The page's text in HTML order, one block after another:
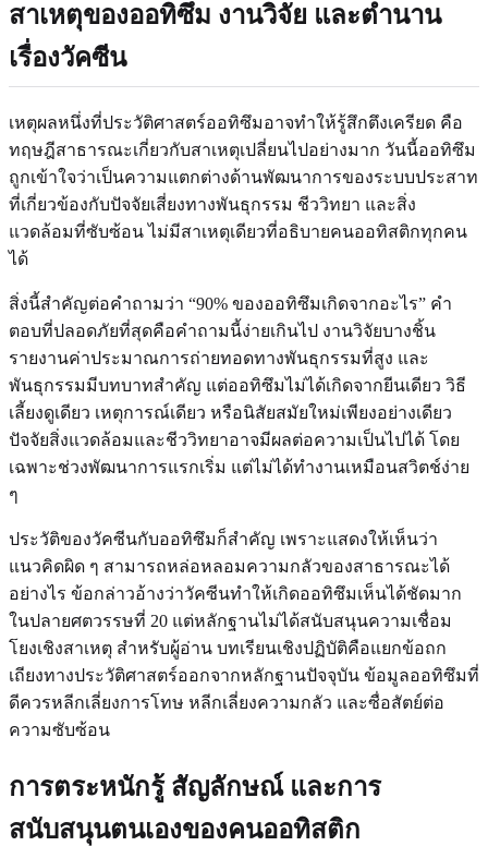
สาเหตุของออทิซึม งานวิจัย และตำนาน
เรื่องวัคซีน
เหตุผลหนึ่งที่ประวัติศาสตร์ออทิซึมอาจทำให้รู้สึกตึงเครียด คือ
ทฤษฎีสาธารณะเกี่ยวกับสาเหตุเปลี่ยนไปอย่างมาก วันนี้ออทิซึม
ถูกเข้าใจว่าเป็นความแตกต่างด้านพัฒนาการของระบบประสาท
ที่เกี่ยวข้องกับปัจจัยเสี่ยงทางพันธุกรรม ชีววิทยา และสิ่ง
แวดล้อมที่ซับซ้อน ไม่มีสาเหตุเดียวที่อธิบายคนออทิสติกทุกคน
ได้
สิ่งนี้สำคัญต่อคำถามว่า “90% ของออทิซึมเกิดจากอะไร” คำ
ตอบที่ปลอดภัยที่สุดคือคำถามนี้ง่ายเกินไป งานวิจัยบางชิ้น
รายงานค่าประมาณการถ่ายทอดทางพันธุกรรมที่สูง และ
พันธุกรรมมีบทบาทสำคัญ แต่ออทิซึมไม่ได้เกิดจากยีนเดียว วิธี
เลี้ยงดูเดียว เหตุการณ์เดียว หรือนิสัยสมัยใหม่เพียงอย่างเดียว
ปัจจัยสิ่งแวดล้อมและชีววิทยาอาจมีผลต่อความเป็นไปได้ โดย
เฉพาะช่วงพัฒนาการแรกเริ่ม แต่ไม่ได้ทำงานเหมือนสวิตช์ง่าย
ๆ
ประวัติของวัคซีนกับออทิซึมก็สำคัญ เพราะแสดงให้เห็นว่า
แนวคิดผิด ๆ สามารถหล่อหลอมความกลัวของสาธารณะได้
อย่างไร ข้อกล่าวอ้างว่าวัคซีนทำให้เกิดออทิซึมเห็นได้ชัดมาก
ในปลายศตวรรษที่ 20 แต่หลักฐานไม่ได้สนับสนุนความเชื่อม
โยงเชิงสาเหตุ สำหรับผู้อ่าน บทเรียนเชิงปฏิบัติคือแยกข้อถก
เถียงทางประวัติศาสตร์ออกจากหลักฐานปัจจุบัน ข้อมูลออทิซึมที่
ดีควรหลีกเลี่ยงการโทษ หลีกเลี่ยงความกลัว และซื่อสัตย์ต่อ
ความซับซ้อน
การตระหนักรู้ สัญลักษณ์ และการ
สนับสนุนตนเองของคนออทิสติก